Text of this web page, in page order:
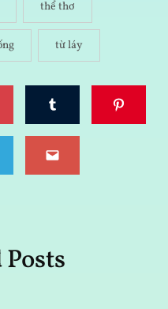
thể thơ
từ láy